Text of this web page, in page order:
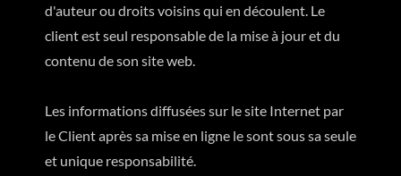
d'auteur ou droits voisins qui en découlent. Le
client est seul responsable de la mise à jour et du
contenu de son site web.
Les informations diffusées sur le site Internet par
le Client après sa mise en ligne le sont sous sa seule
et unique responsabilité.